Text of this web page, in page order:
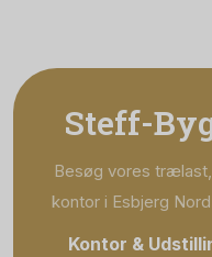
Steff-
Besøg vores
kontor i Esbjerg
Kontor &